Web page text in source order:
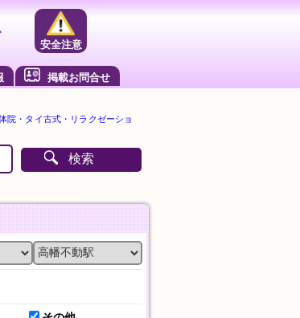
安全注意
掲載お問合せ
院・タイ古式・リラクゼーショ
検索